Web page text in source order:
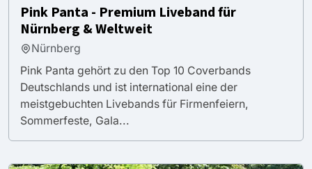
Pink Panta - Premium Liveband für
Nürnberg & Weltweit
Nürnberg
Pink Panta gehört zu den Top 10 Coverbands
Deutschlands und ist international eine der
meistgebuchten Livebands für Firmenfeiern,
Sommerfeste, Gala...